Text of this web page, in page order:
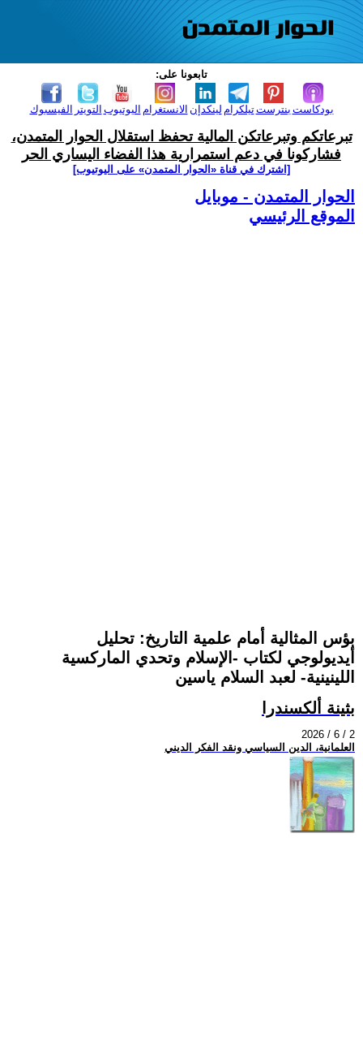
تابعونا على:
الفيسبوك التويتر اليوتيوب الانستغرام لينكدإن تيلكرامبنترست بودكاست
تبرعاتكم وتبرعاتكن المالية تحفظ استقلال الحوار المتمدن،
فشاركونا في دعم استمرارية هذا الفضاء اليساري الحر
[اشترك في قناة ‫«الحوار المتمدن» على اليوتيوب]
الحوار المتمدن - موبايل
الموقع الرئيسي
بؤس المثالية أمام علمية التاريخ: تحليل
أيديولوجي لكتاب -الإسلام وتحدي الماركسية
اللينينية- لعبد السلام ياسين
بثينة ألكسندرا
2026 / 6 / 2
العلمانية، الدين السياسي ونقد الفكر الديني